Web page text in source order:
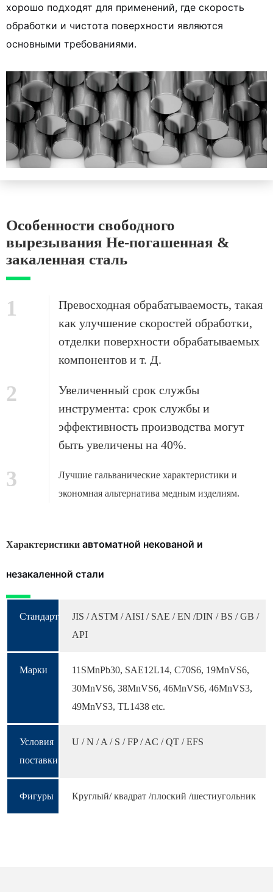
хорошо подходят для применений, где скорость
обработки и чистота поверхности являются
основными требованиями.
Особенности свободного
вырезывания Не-погашенная &
закаленная сталь
1
Превосходная обрабатываемость, такая
как улучшение скоростей обработки,
отделки поверхности обрабатываемых
компонентов и т. Д.
2
Увеличенный срок службы
инструмента: срок службы и
эффективность производства могут
быть увеличены на 40%.
3
Лучшие гальванические характеристики и
экономная альтернатива медным изделиям.
Характеристики автоматной некованой и
незакаленной стали
Стандарт
JIS / ASTM / AISI / SAE / EN /DIN / BS / GB /
API
Марки
11SMnPb30, SAE12L14, C70S6, 19MnVS6,
30MnVS6, 38MnVS6, 46MnVS6, 46MnVS3,
49MnVS3, TL1438 etc.
Условия
поставки
U / N / A / S / FP / AC / QT / EFS
Фигуры Круглый/ квадрат /плоский /шестиугольник